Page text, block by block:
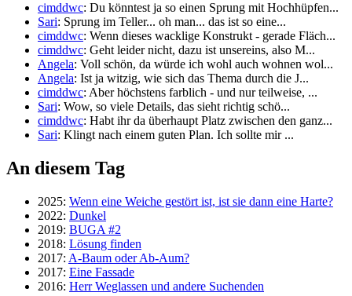
cimddwc: Du könntest ja so einen Sprung mit Hochhüpfen...
Sari: Sprung im Teller... oh man... das ist so eine...
cimddwc: Wenn dieses wacklige Konstrukt - gerade Fläch...
cimddwc: Geht leider nicht, dazu ist unsereins, also M...
Angela: Voll schön, da würde ich wohl auch wohnen wol...
Angela: Ist ja witzig, wie sich das Thema durch die J...
cimddwc: Aber höchstens farblich - und nur teilweise, ...
Sari: Wow, so viele Details, das sieht richtig schö...
cimddwc: Habt ihr da überhaupt Platz zwischen den ganz...
Sari: Klingt nach einem guten Plan. Ich sollte mir ...
An diesem Tag
2025: Wenn eine Weiche gestört ist, ist sie dann eine Harte?
2022: Dunkel
2019: BUGA #2
2018: Lösung finden
2017: A-Baum oder Ab-Aum?
2017: Eine Fassade
2016: Herr Weglassen und andere Suchenden